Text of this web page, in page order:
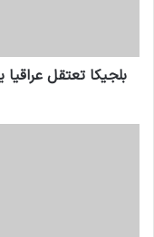
بلجيكا تعتقل عراقيا